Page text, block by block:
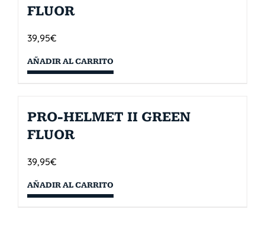
FLUOR
39,95€
AÑADIR AL CARRITO
PRO-HELMET II GREEN
FLUOR
39,95€
AÑADIR AL CARRITO